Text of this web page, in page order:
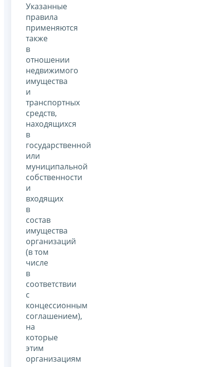
Указанные
правила
применяются
также
в
отношении
недвижимого
имущества
и
транспортных
средств,
находящихся
в
государственной
или
муниципальной
собственности
и
входящих
в
состав
имущества
организаций
(в том
числе
в
соответствии
с
концессионным
соглашением),
на
которые
этим
организациям